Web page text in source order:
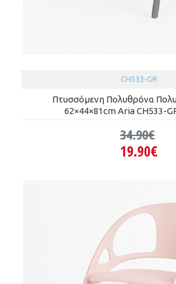
CH533-GR
Πτυσσόμενη Πολυθρόνα
62×44×81cm Aria CH533-
19.90€
34.90€